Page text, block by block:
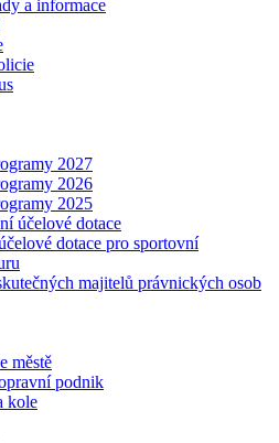
a informace
2027
2026
2025
účelové dotace
dotace pro sportovní
majitelů právnických osob
městě
podnik
kole